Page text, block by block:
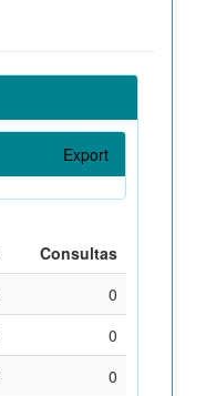
Export
Consultas
0
0
0